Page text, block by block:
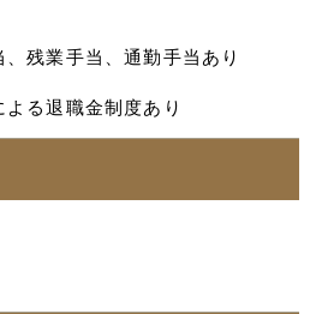
残業手当、通勤手当あり
る退職金制度あり